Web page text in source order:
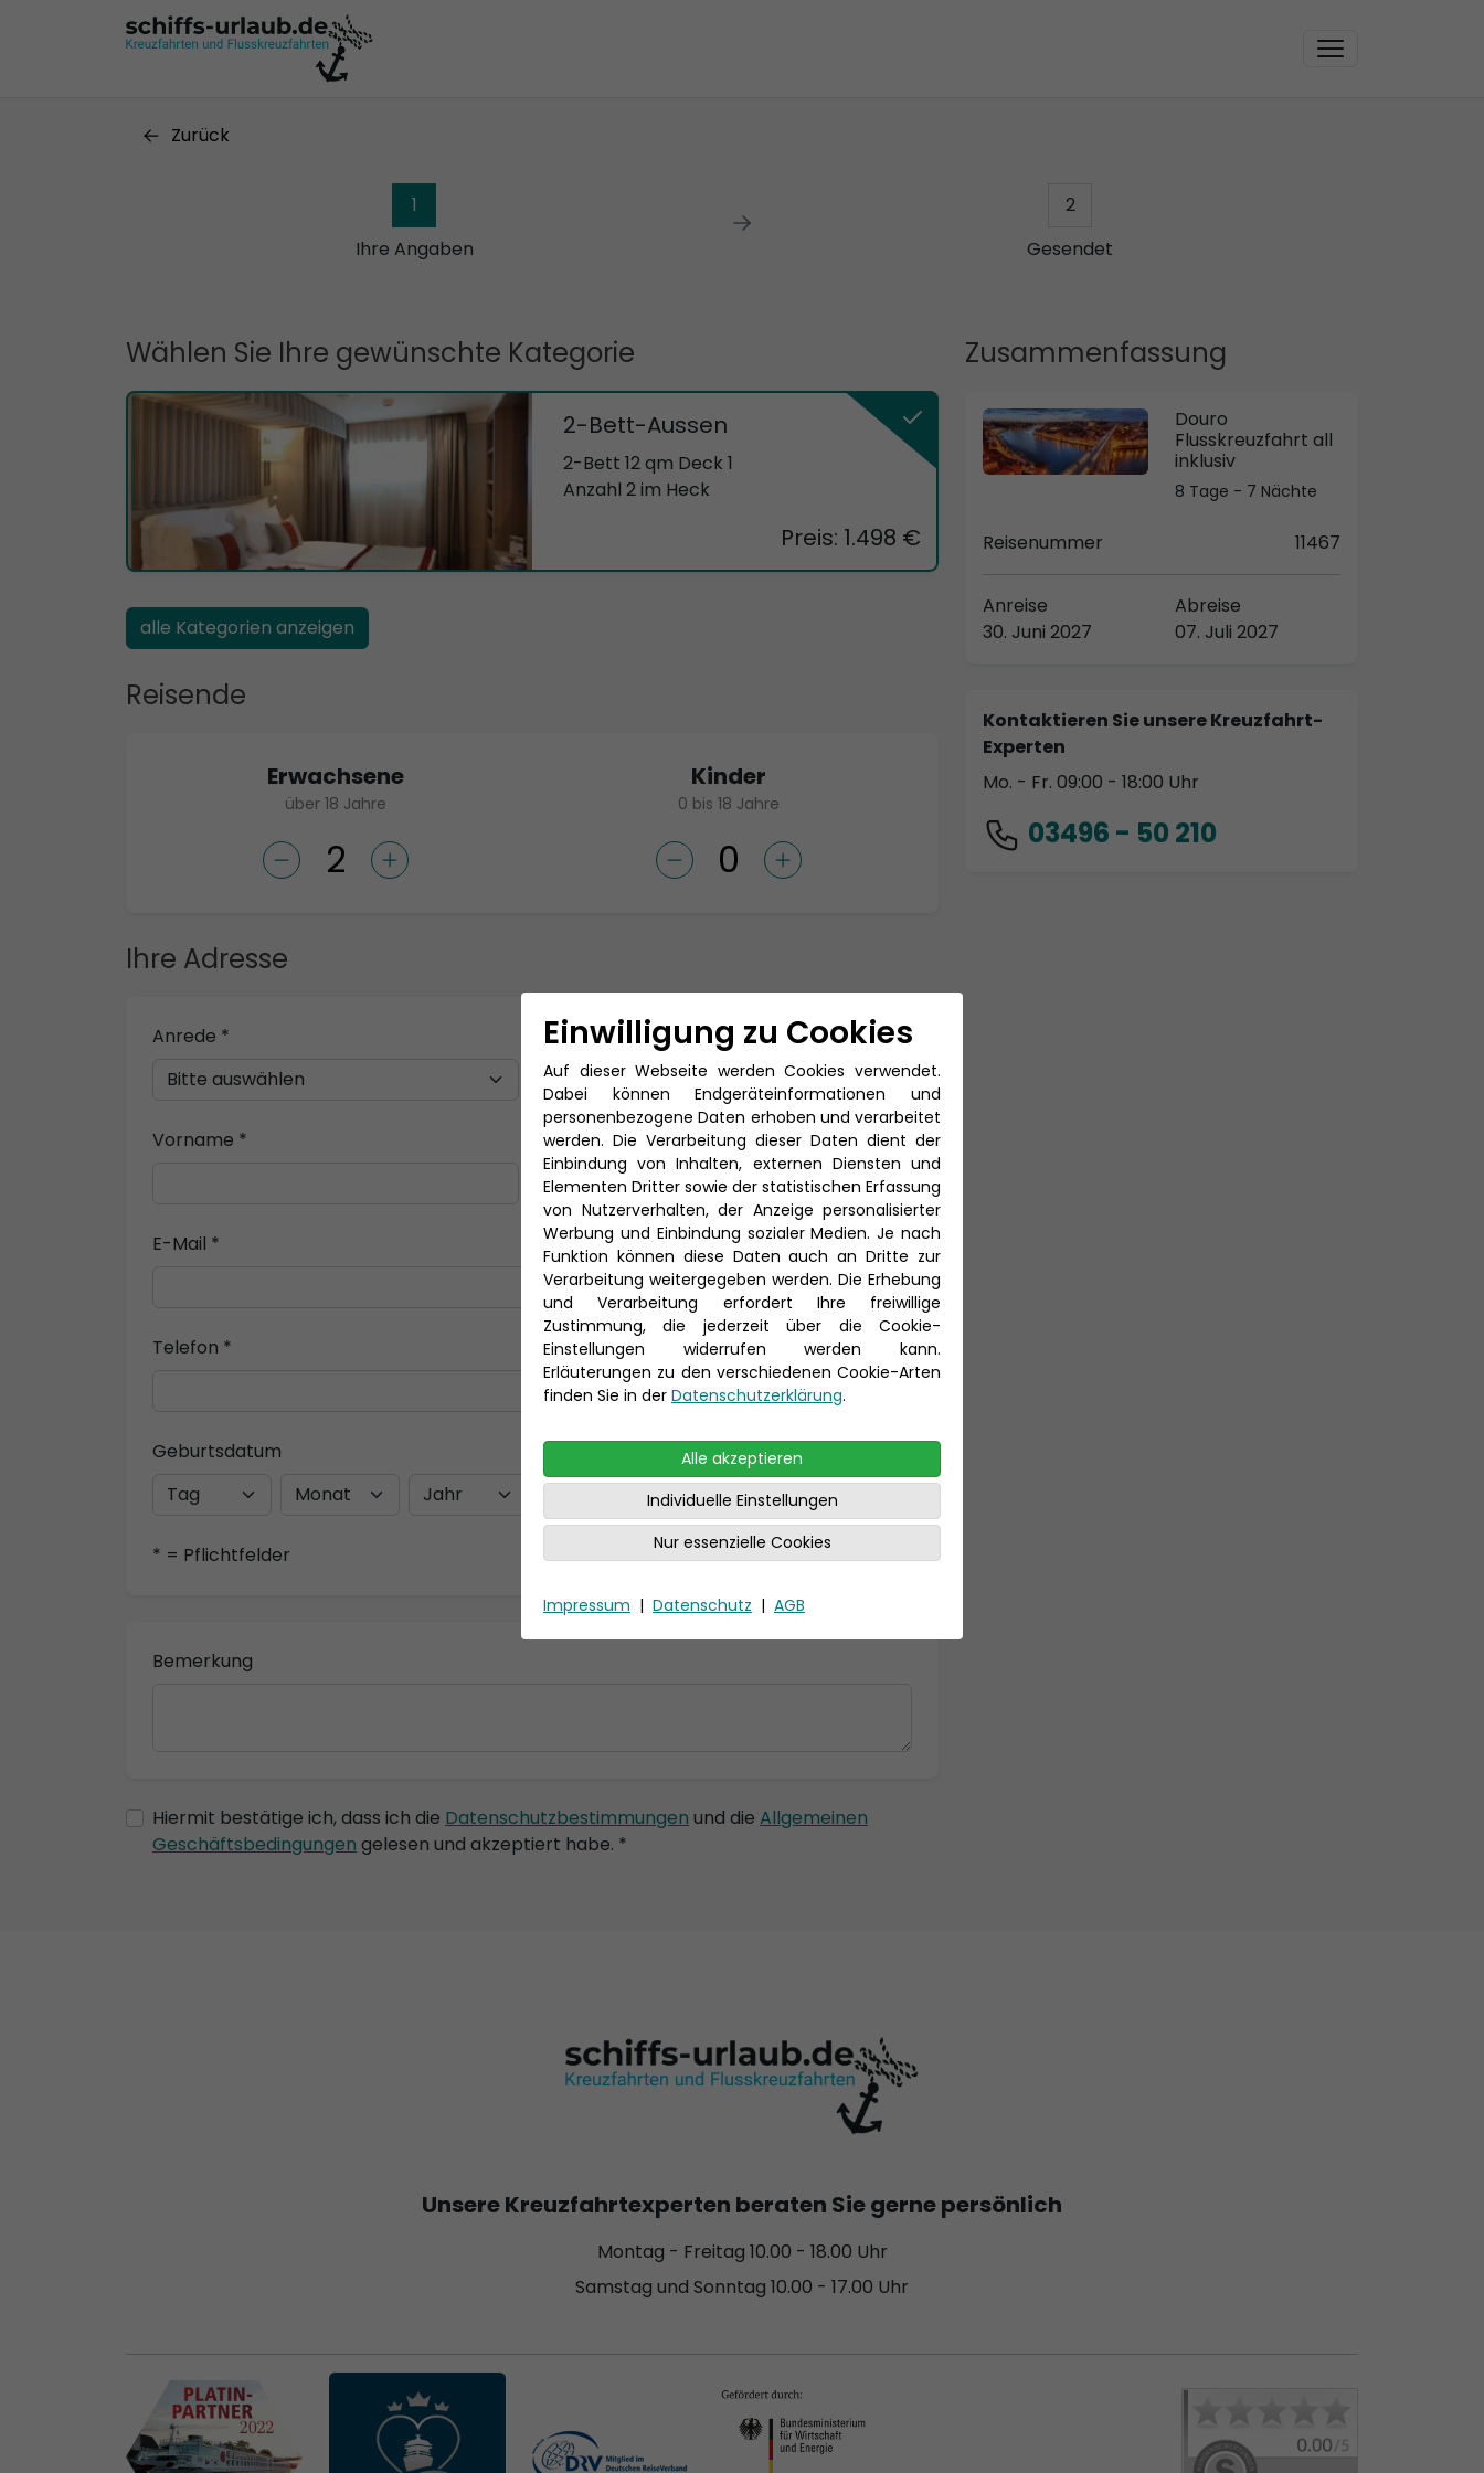
Zurück
1
Ihre Angaben
2
Gesendet
Zusammenfassung
Douro
Flusskreuzfahrt all
inklusiv
8 Tage - 7 Nächte
Reisenummer 11467
Anreise
30. Juni 2027
Abreise
07. Juli 2027
Kontaktieren Sie unsere Kreuzfahrt-
Experten
Mo. - Fr. 09:00 - 18:00 Uhr
03496 - 50 210
Wählen Sie Ihre gewünschte Kategorie
2-Bett-Aussen
2-Bett 12 qm Deck 1
Anzahl 2 im Heck
Preis: 1.498 €
alle Kategorien anzeigen
Reisende
Erwachsene
über 18 Jahre
Kinder
0 bis 18 Jahre
Ihre Adresse
Anrede * Titel
Vorname * Nachname *
E-Mail *
Telefon *
Geburtsdatum
* = Pflichtfelder
Bemerkung
Hiermit bestätige ich, dass ich die Datenschutzbestimmungen und die Allgemeinen
Geschäftsbedingungen gelesen und akzeptiert habe. *
Einwilligung zu Cookies
Auf dieser Webseite werden Cookies verwendet.
Dabei können Endgeräteinformationen und
personenbezogene Daten erhoben und verarbeitet
werden. Die Verarbeitung dieser Daten dient der
Einbindung von Inhalten, externen Diensten und
Elementen Dritter sowie der statistischen Erfassung
von Nutzerverhalten, der Anzeige personalisierter
Werbung und Einbindung sozialer Medien. Je nach
Funktion können diese Daten auch an Dritte zur
Verarbeitung weitergegeben werden. Die Erhebung
und Verarbeitung erfordert Ihre freiwillige
Zustimmung, die jederzeit über die Cookie-
Einstellungen widerrufen werden kann.
Erläuterungen zu den verschiedenen Cookie-Arten
finden Sie in der Datenschutzerklärung.
Alle akzeptieren
Individuelle Einstellungen
Nur essenzielle Cookies
Impressum | Datenschutz | AGB
Unsere Kreuzfahrtexperten beraten Sie gerne persönlich
Montag - Freitag 10.00 - 18.00 Uhr
Samstag und Sonntag 10.00 - 17.00 Uhr